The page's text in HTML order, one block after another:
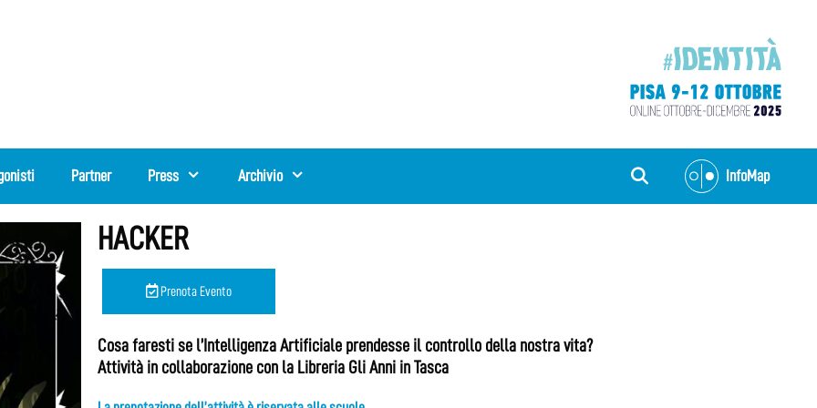
Partner Press Archivio InfoMap
HACKER
Prenota Evento
Cosa faresti se l’Intelligenza Artificiale prendesse il controllo della nostra vita?
Attività in collaborazione con la Libreria Gli Anni in Tasca